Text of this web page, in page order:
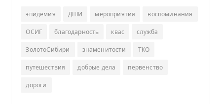
эпидемия ДШИ мероприятия воспоминания
ОСИГ благодарность квас служба
ЗолотоСибири знаменитости ТКО
путешествия добрые дела первенство
дороги